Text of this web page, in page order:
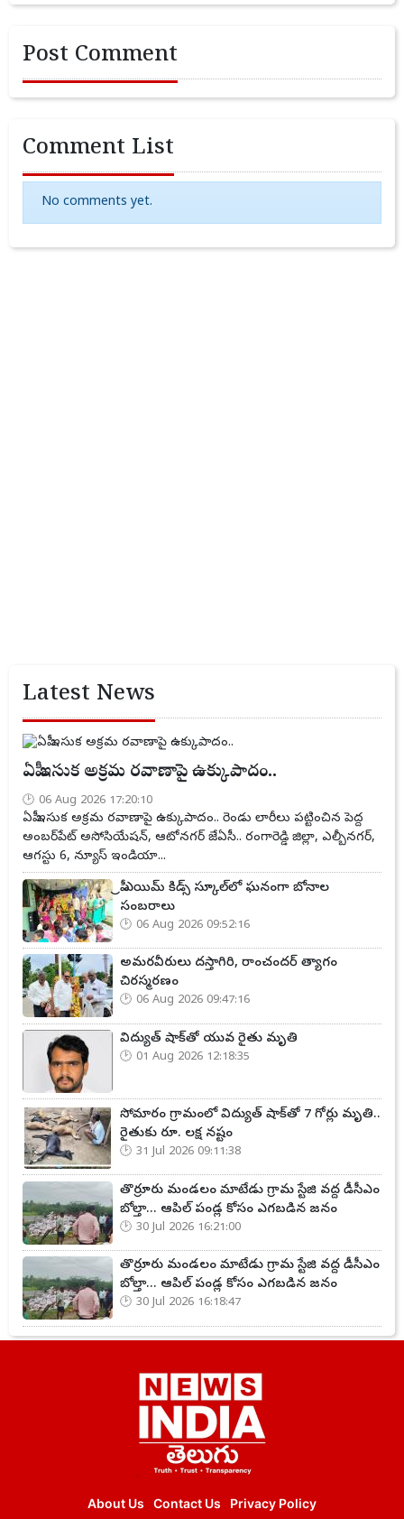
Post Comment
Comment List
No comments yet.
Latest News
ఏపీ ఇసుక అక్రమ రవాణాపై ఉక్కుపాదం..
06 Aug 2026 17:20:10
ఏపీ ఇసుక అక్రమ రవాణాపై ఉక్కుపాదం.. రెండు లారీలు పట్టించిన పెద్ద
అంబర్‌పేట్ అసోసియేషన్, ఆటోనగర్ జేఏసీ.. రంగారెడ్డి జిల్లా, ఎల్బీనగర్,
ఆగస్టు 6, న్యూస్ ఇండియా...
ప్రీ ఎయిమ్ కిడ్స్ స్కూల్‌లో ఘనంగా బోనాల
సంబరాలు
06 Aug 2026 09:52:16
అమరవీరులు దస్తాగిరి, రాంచందర్ త్యాగం
చిరస్మరణం
06 Aug 2026 09:47:16
విద్యుత్ షాక్‌తో యువ రైతు మృతి
01 Aug 2026 12:18:35
సోమారం గ్రామంలో విద్యుత్ షాక్‌తో 7 గోర్లు మృతి..
రైతుకు రూ. లక్ష నష్టం
31 Jul 2026 09:11:38
తొర్రూరు మండలం మాటేడు గ్రామ స్టేజి వద్ద డీసీఎం
బోల్తా... ఆపిల్ పండ్ల కోసం ఎగబడిన జనం
30 Jul 2026 16:21:00
తొర్రూరు మండలం మాటేడు గ్రామ స్టేజి వద్ద డీసీఎం
బోల్తా... ఆపిల్ పండ్ల కోసం ఎగబడిన జనం
30 Jul 2026 16:18:47
About Us Contact Us Privacy Policy